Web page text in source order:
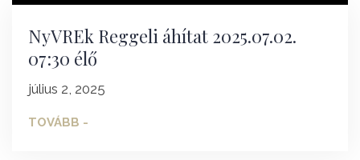
NyVREk Reggeli áhítat 2025.07.02.
07:30 élő
július 2, 2025
TOVÁBB -